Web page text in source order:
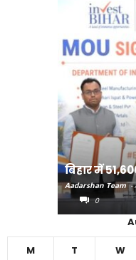
बिहार में
Aadarshan Team -
0
M T W